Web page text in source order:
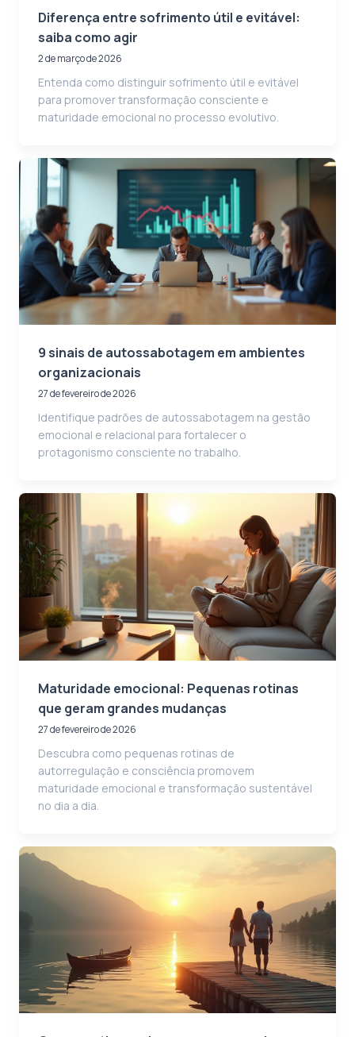
Diferença entre sofrimento útil e evitável:
saiba como agir
2 de março de 2026
Entenda como distinguir sofrimento útil e evitável
para promover transformação consciente e
maturidade emocional no processo evolutivo.
9 sinais de autossabotagem em ambientes
organizacionais
27 de fevereiro de 2026
Identifique padrões de autossabotagem na gestão
emocional e relacional para fortalecer o
protagonismo consciente no trabalho.
Maturidade emocional: Pequenas rotinas
que geram grandes mudanças
27 de fevereiro de 2026
Descubra como pequenas rotinas de
autorregulação e consciência promovem
maturidade emocional e transformação sustentável
no dia a dia.